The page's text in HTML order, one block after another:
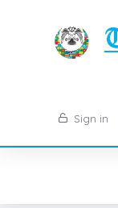
Sign in